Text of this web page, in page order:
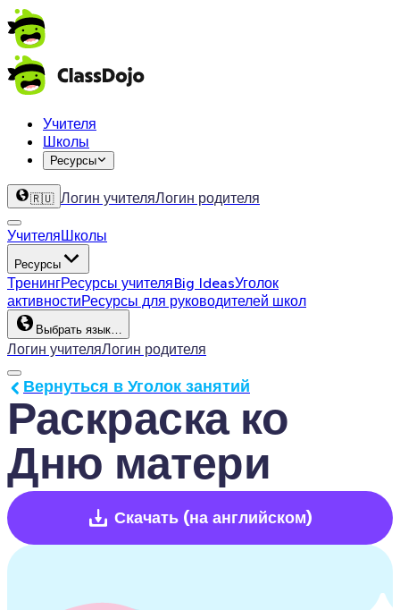
Учителя
Школы
Ресурсы
🇷🇺 Логин учителяЛогин родителя
УчителяШколы
Ресурсы
ТренингРесурсы учителяBig IdeasУголок
активностиРесурсы для руководителей школ
Выбрать язык…
Логин учителяЛогин родителя
Раскраска ко
Дню матери
Вернуться в Уголок занятий
Скачать (на английском)